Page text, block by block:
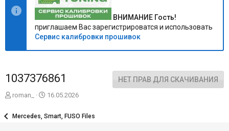
ВНИМАНИЕ Гость!
приглашаем Вас зарегистрироватся и использовать
Сервис калибровки прошивок
1037376861 НЕТ ПРАВ ДЛЯ СКАЧИВАНИЯ
А
т
roman_
Д
т
16.05.2026
Mercedes, Smart, FUSO Files